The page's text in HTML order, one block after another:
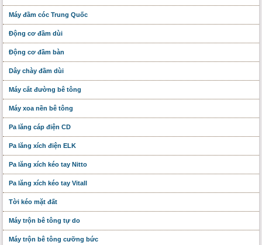
Máy đầm cóc Trung Quốc
Động cơ đầm dùi
Động cơ đầm bàn
Dây chày đầm dùi
Máy cắt đường bê tông
Máy xoa nền bê tông
Pa lăng cáp điện CD
Pa lăng xích điện ELK
Pa lăng xích kéo tay Nitto
Pa lăng xích kéo tay Vitall
Tời kéo mặt đất
Máy trộn bê tông tự do
Máy trộn bê tông cưỡng bức